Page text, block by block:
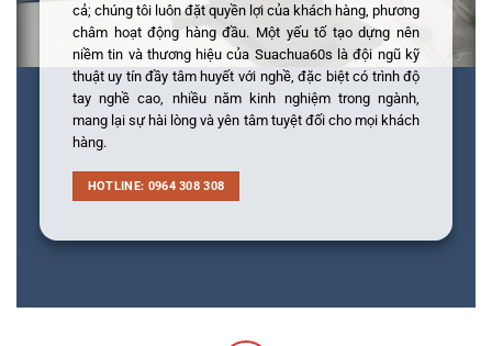
cả; chúng tôi luôn đặt quyền lợi của khách hàng, phương
châm hoạt động hàng đầu. Một yếu tố tạo dựng nên
niềm tin và thương hiệu của Suachua60s là đội ngũ kỹ
thuật uy tín đầy tâm huyết với nghề, đặc biệt có trình độ
tay nghề cao, nhiều năm kinh nghiệm trong ngành,
mang lại sự hài lòng và yên tâm tuyệt đối cho mọi khách
hàng.
HOTLINE: 0964 308 308